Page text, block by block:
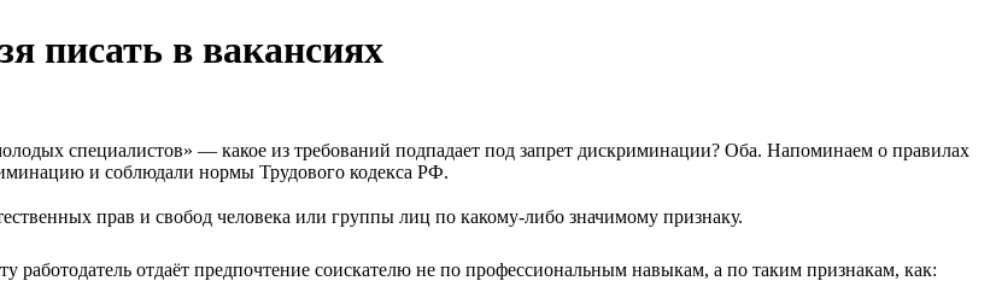
писать в вакансиях
специалистов» — какое из требований подпадает под запрет дискриминации? Оба. Напоминаем о правилах
и соблюдали нормы Трудового кодекса РФ.
прав и свобод человека или группы лиц по какому-либо значимому признаку.
работодатель отдаёт предпочтение соискателю не по профессиональным навыкам, а по таким признакам, как: